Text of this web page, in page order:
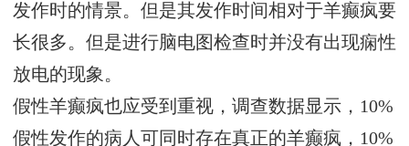
发作时的情景。但是其发作时间相对于羊癫疯要
长很多。但是进行脑电图检查时并没有出现痫性
放电的现象。
假性羊癫疯也应受到重视，调查数据显示，10%
假性发作的病人可同时存在真正的羊癫疯，10%